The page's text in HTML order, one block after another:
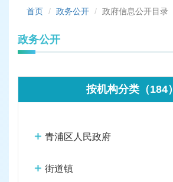
首页 政务公开 政府信息公开目录
政务公开
按机构分类（184）
青浦区人民政府
街道镇